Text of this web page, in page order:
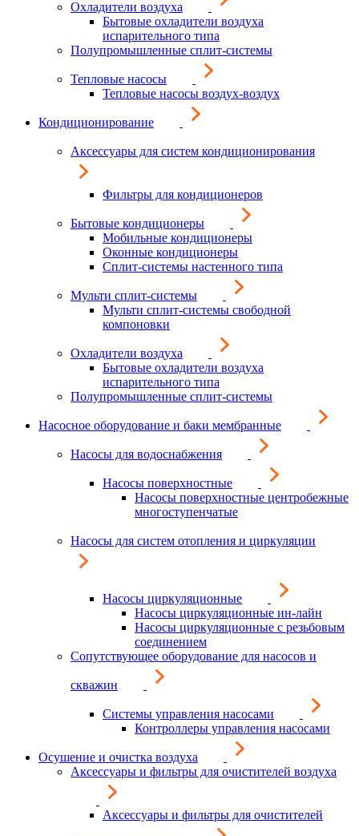
Охладители воздуха
Бытовые охладители воздуха
испарительного типа
Полупромышленные сплит-системы
Тепловые насосы
Тепловые насосы воздух-воздух
Кондиционирование
Аксессуары для систем кондиционирования
Фильтры для кондиционеров
Бытовые кондиционеры
Мобильные кондиционеры
Оконные кондиционеры
Сплит-системы настенного типа
Мульти сплит-системы
Мульти сплит-системы свободной
компоновки
Охладители воздуха
Бытовые охладители воздуха
испарительного типа
Полупромышленные сплит-системы
Насосное оборудование и баки мембранные
Насосы для водоснабжения
Насосы поверхностные
Насосы поверхностные центробежные
многоступенчатые
Насосы для систем отопления и циркуляции
Насосы циркуляционные
Насосы циркуляционные ин-лайн
Насосы циркуляционные с резьбовым
соединением
Сопутствующее оборудование для насосов и
скважин
Системы управления насосами
Контроллеры управления насосами
Осушение и очистка воздуха
Аксессуары и фильтры для очистителей воздуха
Аксессуары и фильтры для очистителей